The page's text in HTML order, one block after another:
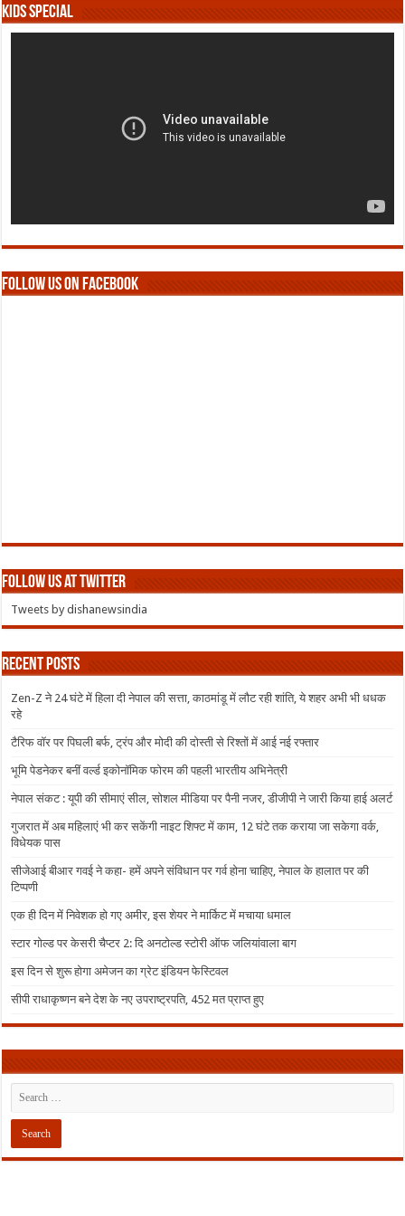
Kids Special
Follow us on Facebook
Follow us at Twitter
Tweets by dishanewsindia
Recent Posts
Zen-Z ने 24 घंटे में हिला दी नेपाल की सत्ता, काठमांडू में लौट रही शांति, ये शहर अभी भी धधक
रहे
टैरिफ वॉर पर पिघली बर्फ, ट्रंप और मोदी की दोस्ती से रिश्तों में आई नई रफ्तार
भूमि पेडनेकर बनीं वर्ल्ड इकोनॉमिक फोरम की पहली भारतीय अभिनेत्री
नेपाल संकट : यूपी की सीमाएं सील, सोशल मीडिया पर पैनी नजर, डीजीपी ने जारी किया हाई अलर्ट
गुजरात में अब महिलाएं भी कर सकेंगी नाइट शिफ्ट में काम, 12 घंटे तक कराया जा सकेगा वर्क,
विधेयक पास
सीजेआई बीआर गवई ने कहा- हमें अपने संविधान पर गर्व होना चाहिए, नेपाल के हालात पर की
टिप्पणी
एक ही दिन में निवेशक हो गए अमीर, इस शेयर ने मार्किट में मचाया धमाल
स्टार गोल्ड पर केसरी चैप्टर 2: दि अनटोल्ड स्टोरी ऑफ जलियांवाला बाग
इस दिन से शुरू होगा अमेजन का ग्रेट इंडियन फेस्टिवल
सीपी राधाकृष्णन बने देश के नए उपराष्ट्रपति, 452 मत प्राप्त हुए